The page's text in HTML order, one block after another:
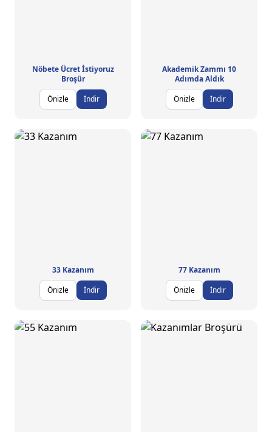
Nöbete Ücret İstiyoruz
Broşür
Önizle
İndir
Akademik Zammı 10
Adımda Aldık
Önizle
İndir
33 Kazanım
Önizle
İndir
77 Kazanım
Önizle
İndir